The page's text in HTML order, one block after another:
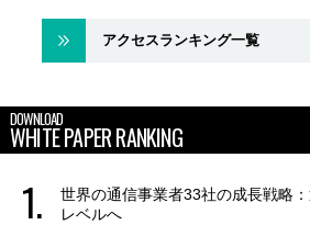
アクセスランキング一覧
DOWNLOAD
WHITE PAPER RANKING
世界の通信事業者33社の成長戦略
レベルへ